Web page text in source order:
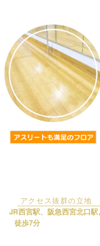
アクセス抜群の立地
JR西宮駅、阪急西宮北口駅
徒歩7分